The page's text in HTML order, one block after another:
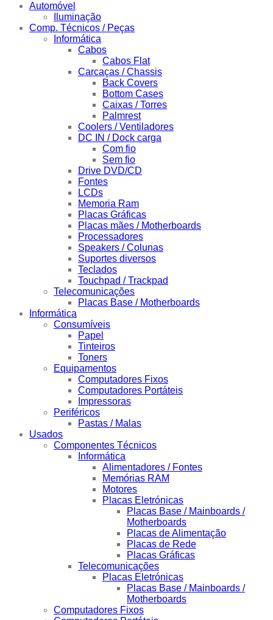
Automóvel
Iluminação
Comp. Técnicos / Peças
Informática
Cabos
Cabos Flat
Carcaças / Chassis
Back Covers
Bottom Cases
Caixas / Torres
Palmrest
Coolers / Ventiladores
DC IN / Dock carga
Com fio
Sem fio
Drive DVD/CD
Fontes
LCDs
Memoria Ram
Placas Gráficas
Placas mães / Motherboards
Processadores
Speakers / Colunas
Suportes diversos
Teclados
Touchpad / Trackpad
Telecomunicações
Placas Base / Motherboards
Informática
Consumíveis
Papel
Tinteiros
Toners
Equipamentos
Computadores Fixos
Computadores Portáteis
Impressoras
Periféricos
Pastas / Malas
Usados
Componentes Técnicos
Informática
Alimentadores / Fontes
Memórias RAM
Motores
Placas Eletrónicas
Placas Base / Mainboards /
Motherboards
Placas de Alimentação
Placas de Rede
Placas Gráficas
Telecomunicações
Placas Eletrónicas
Placas Base / Mainboards /
Motherboards
Computadores Fixos